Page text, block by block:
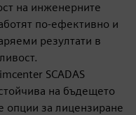
на инженерните
по-ефективно и
резултати в
SCADAS
на бъдещето
опции за лицензиране